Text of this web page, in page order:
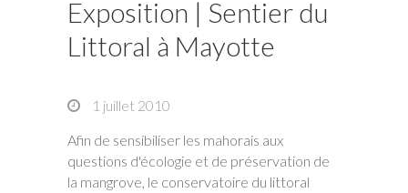
Exposition | Sentier du
Littoral à Mayotte
1 juillet 2010
Afin de sensibiliser les mahorais aux
questions d'écologie et de préservation de
la mangrove, le conservatoire du littoral